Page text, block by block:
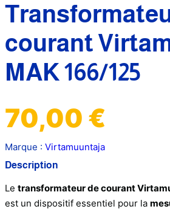
courant
MAK 166/125
70,00 €
Marque : Virtamuuntaja
Description
Le transformateur de courant
est un dispositif essentiel pour la